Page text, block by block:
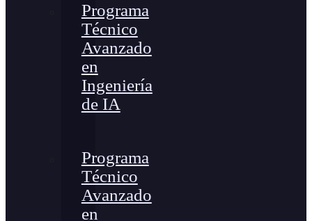
Programa
Técnico
Avanzado
en
Ingeniería
de IA
Programa
Técnico
Avanzado
en